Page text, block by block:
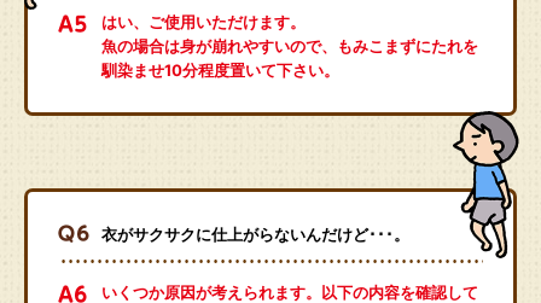
はい、ご使用いただけます。
魚の場合は身が崩れやすいので、もみこまずにたれを
馴染ませ10分程度置いて下さい。
衣がサクサクに仕上がらないんだけど･･･。
いくつか原因が考えられます。以下の内容を確認して